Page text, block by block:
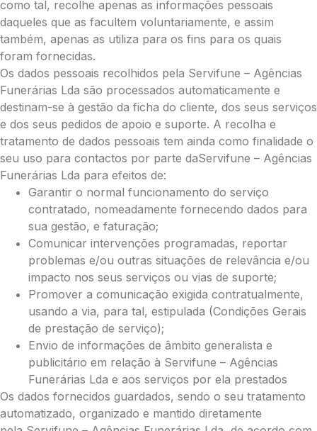
Pague já com PayPal
Envie Flores
Manuel Machado Feliciano
Neste Formulário, você paga de imediato
como tal, recolhe apenas as informações pessoais
daqueles que as facultem voluntariamente, e assim
também, apenas as utiliza para os fins para os quais
foram fornecidas.
Os dados pessoais recolhidos pela Servifune – Agências
Funerárias Lda são processados automaticamente e
destinam-se à gestão da ficha do cliente, dos seus serviços
e dos seus pedidos de apoio e suporte. A recolha e
tratamento de dados pessoais tem ainda como finalidade o
seu uso para contactos por parte daServifune – Agências
Funerárias Lda para efeitos de:
Garantir o normal funcionamento do serviço
contratado, nomeadamente fornecendo dados para
sua gestão, e faturação;
Comunicar intervenções programadas, reportar
problemas e/ou outras situações de relevância e/ou
impacto nos seus serviços ou vias de suporte;
Promover a comunicação exigida contratualmente,
usando a via, para tal, estipulada (Condições Gerais
de prestação de serviço);
Envio de informações de âmbito generalista e
publicitário em relação à Servifune – Agências
Funerárias Lda e aos serviços por ela prestados
Os dados fornecidos guardados, sendo o seu tratamento
automatizado, organizado e mantido diretamente